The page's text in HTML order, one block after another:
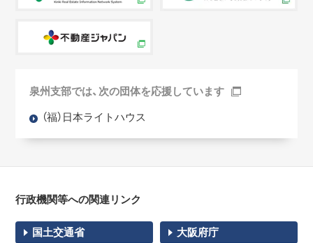
泉州支部では、次の団体を応援しています
（福）日本ライトハウス
行政機関等への関連リンク
国土交通省 大阪府庁